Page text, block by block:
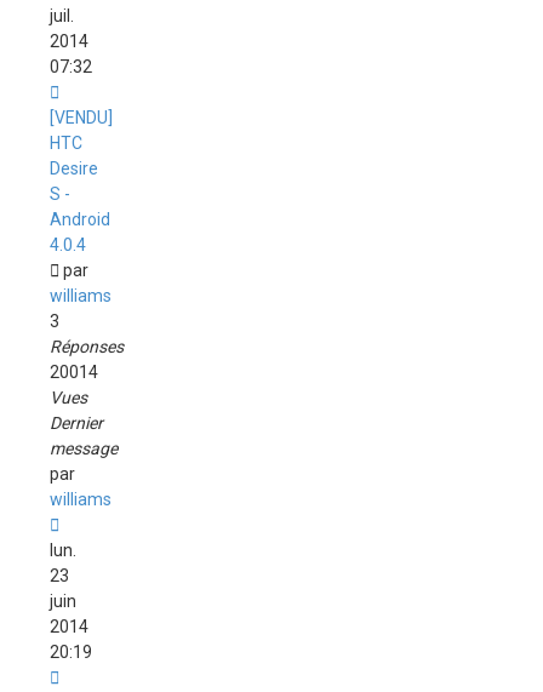
juil.
2014
07:32
[VENDU]
HTC
Desire
S -
Android
4.0.4
par
williams
3
Réponses
20014
Vues
Dernier
message
par
williams
lun.
23
juin
2014
20:19